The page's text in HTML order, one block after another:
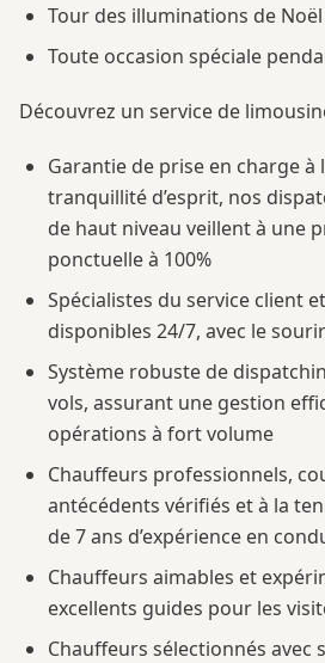
Tour des illuminations de Noël
Toute occasion spéciale
Découvrez un service de
Garantie de prise en charge à
tranquillité d’esprit, nos
de haut niveau veillent à une
ponctuelle à 100%
Spécialistes du service client
disponibles 24/7, avec le
Système robuste de
vols, assurant une gestion
opérations à fort volume
Chauffeurs professionnels,
antécédents vérifiés et à la
de 7 ans d’expérience en
Chauffeurs aimables et
excellents guides pour les
Chauffeurs sélectionnés avec